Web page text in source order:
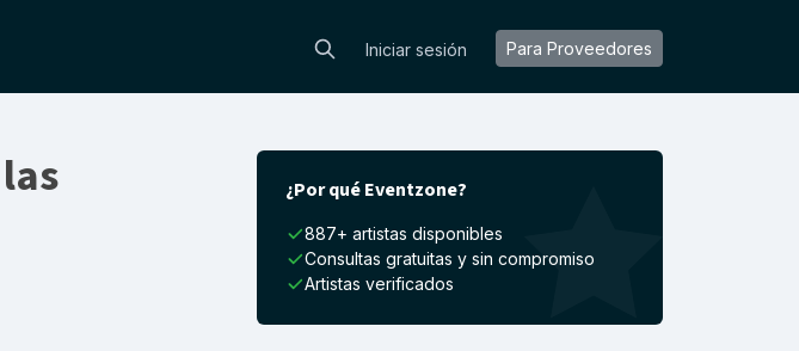
Iniciar sesión Para Proveedores
¿Por qué Eventzone?
887+ artistas disponibles
Consultas gratuitas y sin compromiso
Artistas verificados